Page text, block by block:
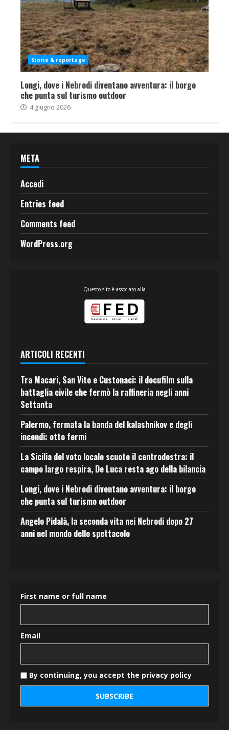
Storie & reportage
Longi, dove i Nebrodi diventano avventura: il borgo
che punta sul turismo outdoor
4 giugno 2026
META
Accedi
Entries feed
Comments feed
WordPress.org
Questo sito è associato alla
ARTICOLI RECENTI
Tra Macari, San Vito e Custonaci: il docufilm sulla
battaglia civile che fermò la raffineria negli anni
Settanta
Palermo, fermata la banda del kalashnikov e degli
incendi: otto fermi
La Sicilia del voto locale scuote il centrodestra: il
campo largo respira, De Luca resta ago della bilancia
Longi, dove i Nebrodi diventano avventura: il borgo
che punta sul turismo outdoor
Angelo Pidalà, la seconda vita nei Nebrodi dopo 27
anni nel mondo dello spettacolo
First name or full name
Email
By continuing, you accept the privacy policy